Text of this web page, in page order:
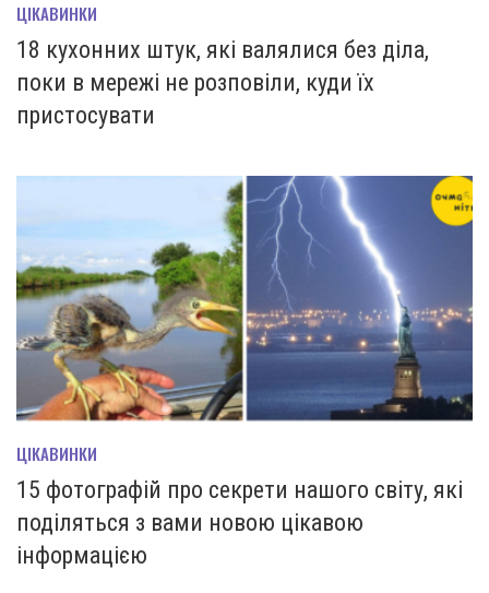
ЦІКАВИНКИ
18 кухонних штук, які валялися без діла,
поки в мережі не розповіли, куди їх
пристосувати
ЦІКАВИНКИ
15 фотографій про секрети нашого світу, які
поділяться з вами новою цікавою
інформацією